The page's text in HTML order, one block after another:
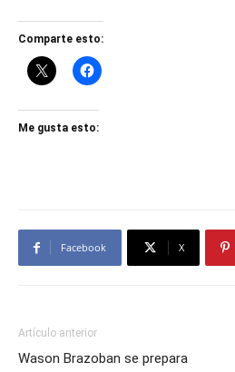
Comparte esto:
Me gusta esto:
Facebook X
Artículo anterior
Wason Brazoban se prepara